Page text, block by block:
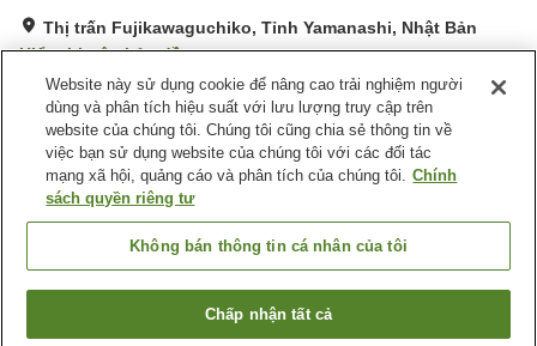
Thị trấn Fujikawaguchiko, Tỉnh Yamanashi, Nhật Bản
Hiển thị trên bản đồ
Tuyệt vời Đánh giá:221lượt
Tiện nghi chỗ nghỉ
Nhà hàng
Nhà Tắm Lộ Thiên (Có
Nước Nóng)
Nhà Tắm Công Cộng
Tỉnh Yamanashi
Hotel Yukari no Mori Kawaguchiko
Tìm phòng trống
Website này sử dụng cookie để nâng cao trải nghiệm người
dùng và phân tích hiệu suất với lưu lượng truy cập trên
website của chúng tôi. Chúng tôi cũng chia sẻ thông tin về
việc bạn sử dụng website của chúng tôi với các đối tác
mạng xã hội, quảng cáo và phân tích của chúng tôi. Chính
sách quyền riêng tư
Không bán thông tin cá nhân của tôi
Chấp nhận tất cả